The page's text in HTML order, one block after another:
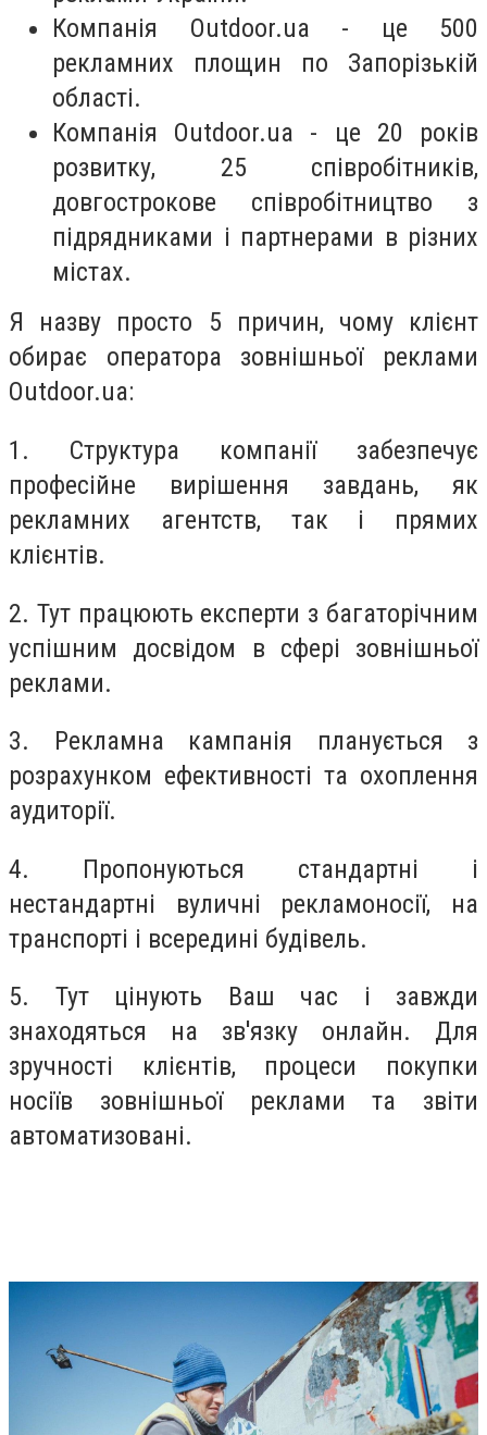
Компанія Outdoor.ua - це 500
рекламних площин по Запорізькій
області.
Компанія Outdoor.ua - це 20 років
розвитку, 25 співробітників,
довгострокове співробітництво з
підрядниками і партнерами в різних
містах.
Я назву просто 5 причин, чому клієнт
обирає оператора зовнішньої реклами
Outdoor.ua:
1. Структура компанії забезпечує
професійне вирішення завдань, як
рекламних агентств, так і прямих
клієнтів.
2. Тут працюють експерти з багаторічним
успішним досвідом в сфері зовнішньої
реклами.
3. Рекламна кампанія планується з
розрахунком ефективності та охоплення
аудиторії.
4. Пропонуються стандартні і
нестандартні вуличні рекламоносії, на
транспорті і всередині будівель.
5. Тут цінують Ваш час і завжди
знаходяться на зв'язку онлайн. Для
зручності клієнтів, процеси покупки
носіїв зовнішньої реклами та звіти
автоматизовані.